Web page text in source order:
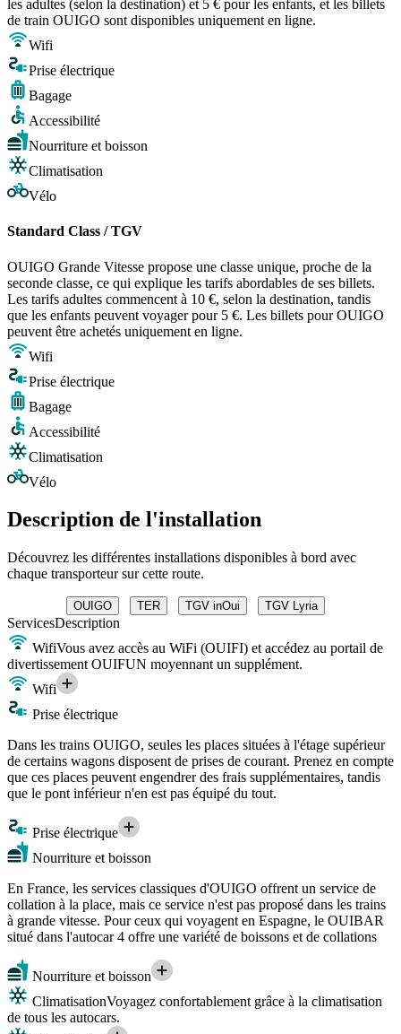
les adultes (selon la destination) et 5 € pour les enfants, et les billets
de train OUIGO sont disponibles uniquement en ligne.
Wifi
Prise électrique
Bagage
Accessibilité
Nourriture et boisson
Climatisation
Vélo
Standard Class / TGV
OUIGO Grande Vitesse propose une classe unique, proche de la
seconde classe, ce qui explique les tarifs abordables de ses billets.
Les tarifs adultes commencent à 10 €, selon la destination, tandis
que les enfants peuvent voyager pour 5 €. Les billets pour OUIGO
peuvent être achetés uniquement en ligne.
Wifi
Prise électrique
Bagage
Accessibilité
Climatisation
Vélo
Description de l'installation
Découvrez les différentes installations disponibles à bord avec
chaque transporteur sur cette route.
OUIGO TER TGV inOui TGV Lyria
ServicesDescription
WifiVous avez accès au WiFi (OUIFI) et accédez au portail de
divertissement OUIFUN moyennant un supplément.
Wifi
Prise électrique
Dans les trains OUIGO, seules les places situées à l'étage supérieur
de certains wagons disposent de prises de courant. Prenez en compte
que ces places peuvent engendrer des frais supplémentaires, tandis
que le pont inférieur n'en est pas équipé du tout.
Prise électrique
Nourriture et boisson
En France, les services classiques d'OUIGO offrent un service de
collation à la place, mais ce service n'est pas proposé dans les trains
à grande vitesse. Pour ceux qui voyagent en Espagne, le OUIBAR
situé dans l'autocar 4 offre une variété de boissons et de collations
Nourriture et boisson
ClimatisationVoyagez confortablement grâce à la climatisation
de tous les autocars.